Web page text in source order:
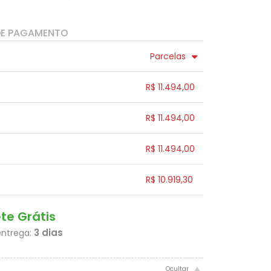
PAGAMENTO
Parcelas
R$ 11.494,00
R$ 11.494,00
R$ 11.494,00
R$ 10.919,30
Grátis
3 dias